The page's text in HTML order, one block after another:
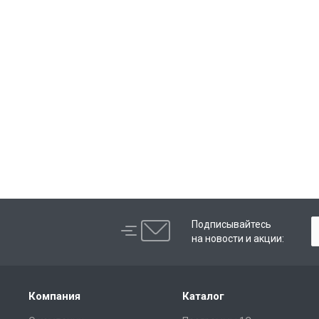
Подписывайтесь
на новости и акции:
Компания Каталог